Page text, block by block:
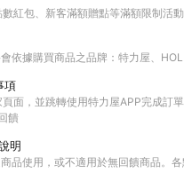
紅包、新客滿額贈點等滿額限制活
依據購買商品之品牌：特力屋、
項
面，並跳轉使用特力屋APP完成訂
饋
明
品使用，或不適用於無回饋商品。